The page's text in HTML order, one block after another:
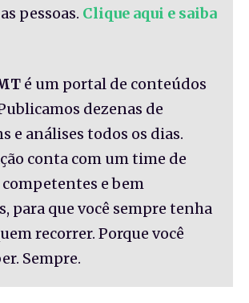
pessoas. Clique aqui e saiba
é um portal de conteúdos
dezenas de
e análises todos os dias.
conta com um time de
e bem
para que você sempre tenha
recorrer. Porque você
Sempre.